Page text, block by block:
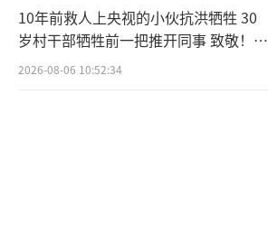
10年前救人上央视的小伙抗洪牺牲 30
岁村干部牺牲前一把推开同事 致敬！送
别！
2026-08-06 10:52:34